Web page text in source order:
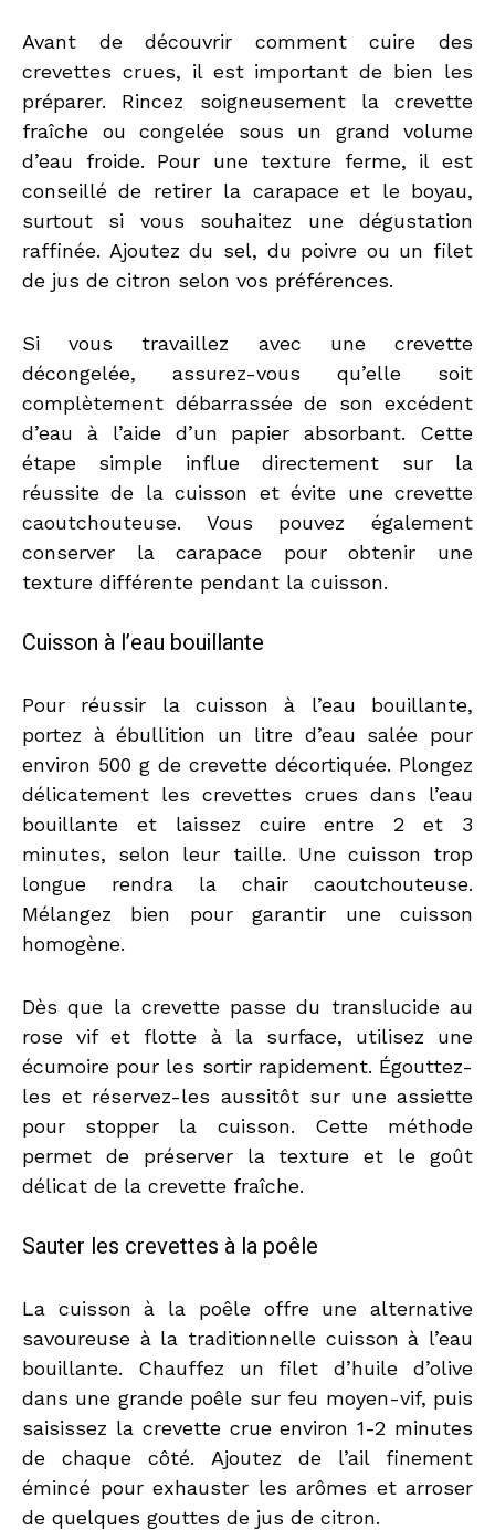
Avant de découvrir comment cuire des
crevettes crues, il est important de bien les
préparer. Rincez soigneusement la crevette
fraîche ou congelée sous un grand volume
d’eau froide. Pour une texture ferme, il est
conseillé de retirer la carapace et le boyau,
surtout si vous souhaitez une dégustation
raffinée. Ajoutez du sel, du poivre ou un filet
de jus de citron selon vos préférences.
Si vous travaillez avec une crevette
décongelée, assurez-vous qu’elle soit
complètement débarrassée de son excédent
d’eau à l’aide d’un papier absorbant. Cette
étape simple influe directement sur la
réussite de la cuisson et évite une crevette
caoutchouteuse. Vous pouvez également
conserver la carapace pour obtenir une
texture différente pendant la cuisson.
Cuisson à l’eau bouillante
Pour réussir la cuisson à l’eau bouillante,
portez à ébullition un litre d’eau salée pour
environ 500 g de crevette décortiquée. Plongez
délicatement les crevettes crues dans l’eau
bouillante et laissez cuire entre 2 et 3
minutes, selon leur taille. Une cuisson trop
longue rendra la chair caoutchouteuse.
Mélangez bien pour garantir une cuisson
homogène.
Dès que la crevette passe du translucide au
rose vif et flotte à la surface, utilisez une
écumoire pour les sortir rapidement. Égouttez-
les et réservez-les aussitôt sur une assiette
pour stopper la cuisson. Cette méthode
permet de préserver la texture et le goût
délicat de la crevette fraîche.
Sauter les crevettes à la poêle
La cuisson à la poêle offre une alternative
savoureuse à la traditionnelle cuisson à l’eau
bouillante. Chauffez un filet d’huile d’olive
dans une grande poêle sur feu moyen-vif, puis
saisissez la crevette crue environ 1-2 minutes
de chaque côté. Ajoutez de l’ail finement
émincé pour exhauster les arômes et arroser
de quelques gouttes de jus de citron.